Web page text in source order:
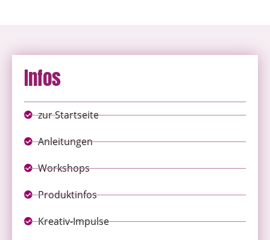
Infos
zur Startseite
Anleitungen
Workshops
Produktinfos
Kreativ-Impulse